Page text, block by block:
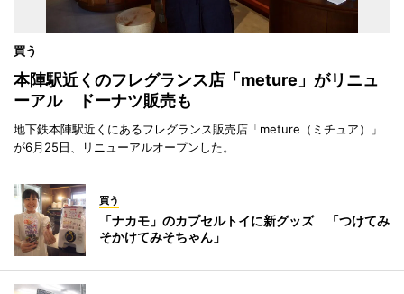
買う
本陣駅近くのフレグランス店「meture」がリニュ
ーアル ドーナツ販売も
地下鉄本陣駅近くにあるフレグランス販売店「meture（ミチュア）」
が6月25日、リニューアルオープンした。
買う
「ナカモ」のカプセルトイに新グッズ 「つけてみ
そかけてみそちゃん」